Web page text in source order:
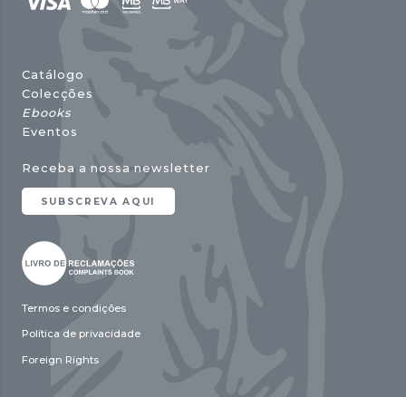
Catálogo
Colecções
Ebooks
Eventos
Receba a nossa newsletter
SUBSCREVA AQUI
Termos e condições
Política de privacidade
Foreign Rights